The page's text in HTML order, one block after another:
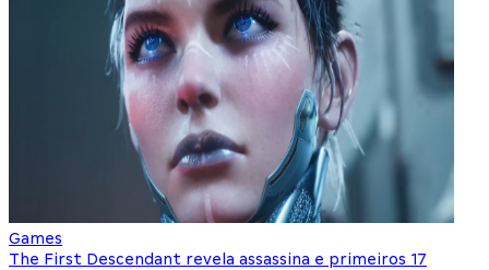
Games
The First Descendant revela assassina e primeiros 17